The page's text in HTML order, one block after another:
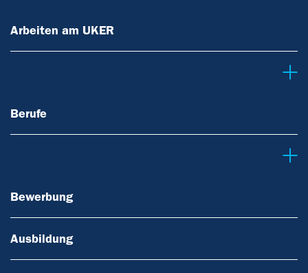
Arbeiten am UKER
Berufe
Bewerbung
Ausbildung